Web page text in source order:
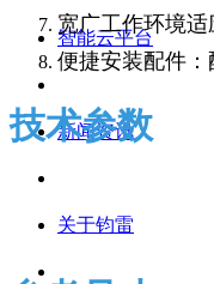
智能云平台
新闻资讯
关于钧雷
宽广工作环境
便捷安装配件
技术参数